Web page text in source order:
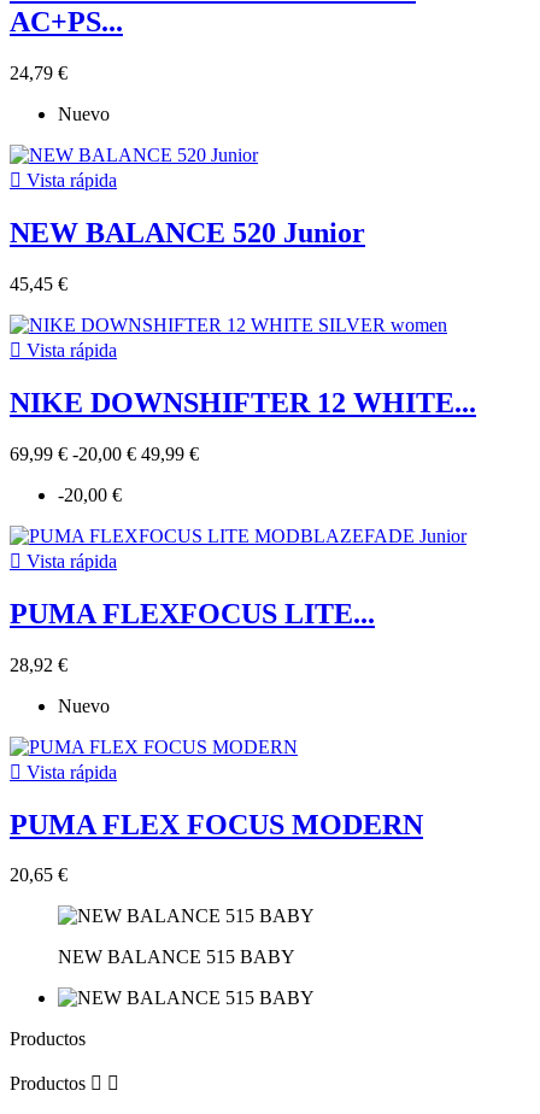
AC+PS...
24,79 €
Nuevo
 Vista rápida
NEW BALANCE 520 Junior
45,45 €
 Vista rápida
NIKE DOWNSHIFTER 12 WHITE...
69,99 € -20,00 € 49,99 €
-20,00 €
 Vista rápida
PUMA FLEXFOCUS LITE...
28,92 €
Nuevo
 Vista rápida
PUMA FLEX FOCUS MODERN
20,65 €
NEW BALANCE 515 BABY
Productos
Productos  